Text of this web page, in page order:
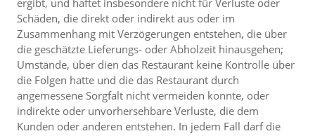
ergibt, und haftet insbesondere nicht für Verluste oder
Schäden, die direkt oder indirekt aus oder im
Zusammenhang mit Verzögerungen entstehen, die über
die geschätzte Lieferungs- oder Abholzeit hinausgehen;
Umstände, über dien das Restaurant keine Kontrolle über
die Folgen hatte und die das Restaurant durch
angemessene Sorgfalt nicht vermeiden konnte, oder
indirekte oder unvorhersehbare Verluste, die dem
Kunden oder anderen entstehen. In jedem Fall darf die